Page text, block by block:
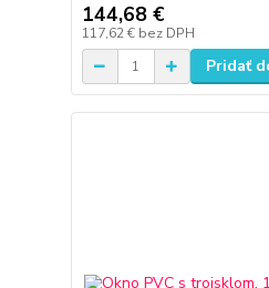
144,68 €
117,62 € bez DPH
Pridať